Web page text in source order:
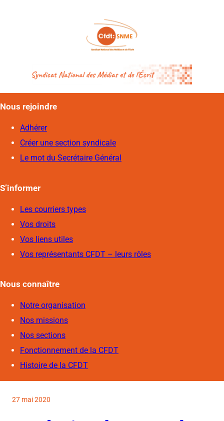
Nous rejoindre
Adhérer
Créer une section syndicale
Le mot du Secrétaire Général
S’informer
Les courriers types
Vos droits
Vos liens utiles
Vos représentants CFDT – leurs rôles
Nous connaître
Notre organisation
Nos missions
Nos sections
Fonctionnement de la CFDT
Histoire de la CFDT
27 mai 2020